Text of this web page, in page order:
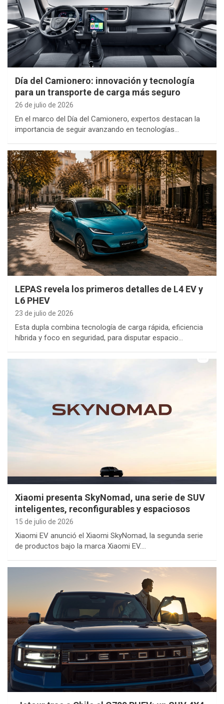
Día del Camionero: innovación y tecnología
para un transporte de carga más seguro
26 de julio de 2026
En el marco del Día del Camionero, expertos destacan la
importancia de seguir avanzando en tecnologías…
LEPAS revela los primeros detalles de L4 EV y
L6 PHEV
23 de julio de 2026
Esta dupla combina tecnología de carga rápida, eficiencia
híbrida y foco en seguridad, para disputar espacio…
Xiaomi presenta SkyNomad, una serie de SUV
inteligentes, reconfigurables y espaciosos
15 de julio de 2026
Xiaomi EV anunció el Xiaomi SkyNomad, la segunda serie
de productos bajo la marca Xiaomi EV.…